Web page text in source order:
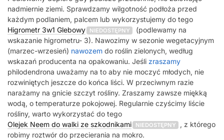
nadmiernie ziemi. Sprawdzamy wilgotność podłoża przed
każdym podlaniem, palcem lub wykorzystujemy do tego
Higrometr 3w1 Glebowy
NIEDOSTĘPNY
(podlewamy na
wskazanie higrometru- 3). Nawozimy w sezonie wegetacyjnym
(marzec-wrzesień) nawozem do roślin zielonych, według
wskazań producenta na opakowaniu. Jeśli zraszamy
philodendrona uważamy na to aby nie moczyć młodych, nie
rozwiniętych jeszcze do końca liści. W przeciwnym razie
narażamy na gnicie szczyt rośliny. Zraszamy zawsze miękką
wodą, o temperaturze pokojowej. Regularnie czyścimy liście
rośliny, warto wykorzystać do tego
Olejek Neem do walki ze szkodnikami
NIEDOSTĘPNY
, z którego
robimy roztwór do przecierania na mokro.